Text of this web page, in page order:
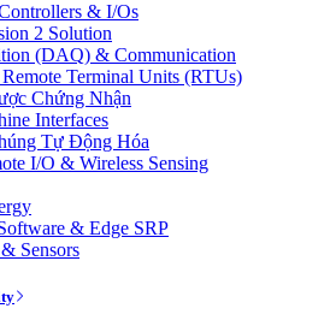
& I/Os
2 Solution
(DAQ) & Communication
Terminal Units (RTUs)
Chứng Nhận
Interfaces
Tự Động Hóa
I/O & Wireless Sensing
& Edge SRP
Sensors